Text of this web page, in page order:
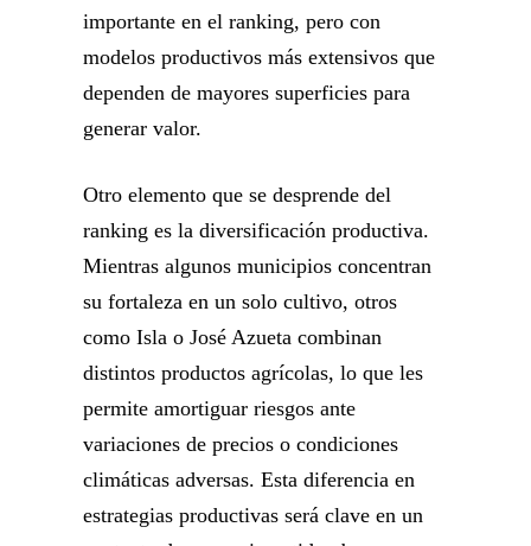
importante en el ranking, pero con
modelos productivos más extensivos que
dependen de mayores superficies para
generar valor.
Otro elemento que se desprende del
ranking es la diversificación productiva.
Mientras algunos municipios concentran
su fortaleza en un solo cultivo, otros
como Isla o José Azueta combinan
distintos productos agrícolas, lo que les
permite amortiguar riesgos ante
variaciones de precios o condiciones
climáticas adversas. Esta diferencia en
estrategias productivas será clave en un